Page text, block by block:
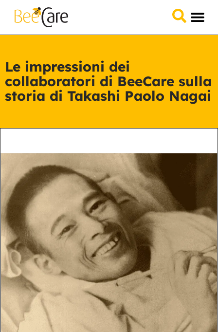
Le impressioni dei
collaboratori di BeeCare sulla
storia di Takashi Paolo Nagai